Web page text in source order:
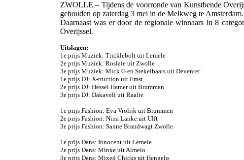
ZWOLLE – Tijdens de voorronde van Kunstbende
gehouden op zaterdag 3 mei in de Melkweg te Amsterdam.
Daarnaast was er door de regionale winnaars in 8
Overijssel.
Uitslagen:
1e prijs Muziek: Tricklebolt uit Lemele
2e prijs Muziek: Roslaie uit Zwolle
3e prijs Muziek: Mick G en Stekelbaars uit Deventer
1e prijs DJ: X-truction uit Emst
2e prijs DJ: Hessel Hamer uit Brummen
3e prijs DJ: Dakaveli uit Raalte
1e prijs Fashion: Eva Vrolijk uit Brummen
2e prijs Fashion: Nina Lanke uit Ulft
3e prijs Fashion: Sanne Brandwagt Zwolle
1e prijs Dans: Innocent uit Lemele
2e prijs Dans: Minke uit Almelo
3e prijs Dans: Mixed Chicks uit Hengelo